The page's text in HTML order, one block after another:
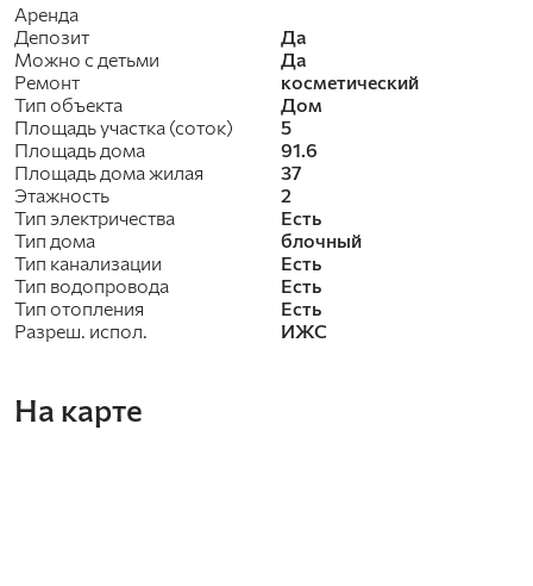
Аренда
Депозит
Да
Можно с детьми
Да
Ремонт
косметический
Тип объекта
Дом
Площадь участка (соток)
5
Площадь дома
91.6
Площадь дома жилая
37
Этажность
2
Тип электричества
Есть
Тип дома
блочный
Тип канализации
Есть
Тип водопровода
Есть
Тип отопления
Есть
Разреш. испол.
ИЖС
На карте